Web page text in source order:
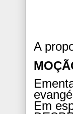
A
Em